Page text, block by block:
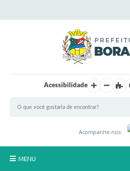
Acessibilidade
Acompanhe-nos:
MENU